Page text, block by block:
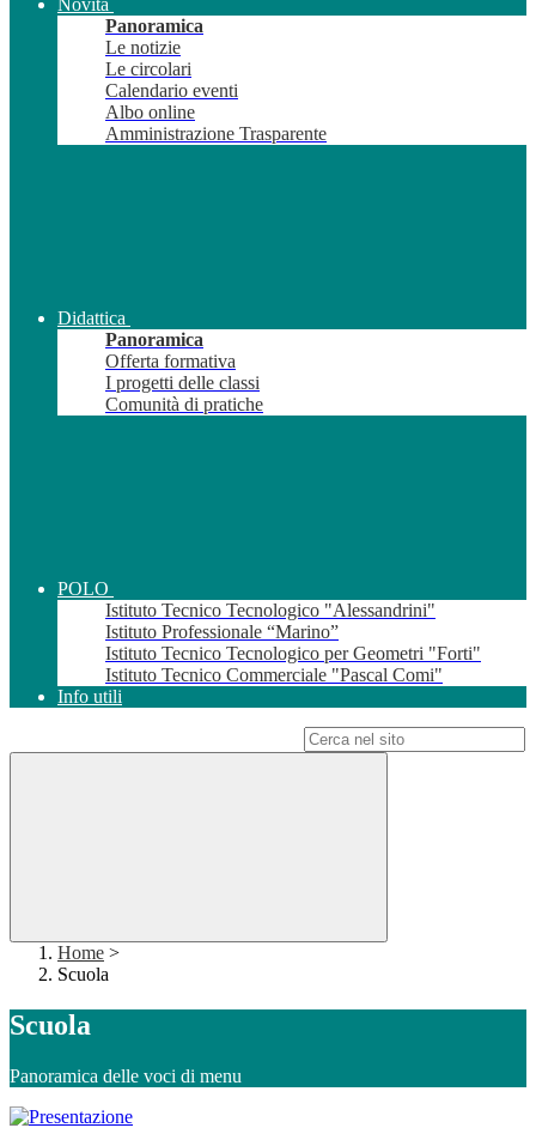
Novità
Panoramica
Le notizie
Le circolari
Calendario eventi
Albo online
Amministrazione Trasparente
Didattica
Panoramica
Offerta formativa
I progetti delle classi
Comunità di pratiche
POLO
Istituto Tecnico Tecnologico "Alessandrini"
Istituto Professionale “Marino”
Istituto Tecnico Tecnologico per Geometri "Forti"
Istituto Tecnico Commerciale "Pascal Comi"
Info utili
Home >
Scuola
Scuola
Panoramica delle voci di menu